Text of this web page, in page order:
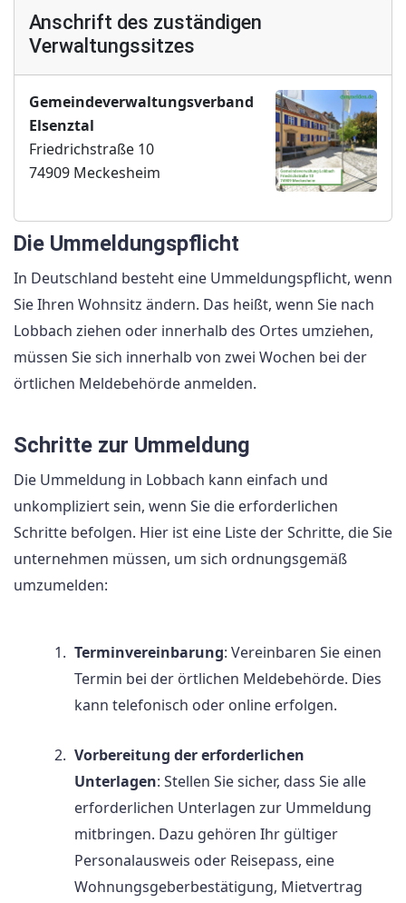
Anschrift des zuständigen
Verwaltungssitzes
Gemeindeverwaltungsverband
Elsenztal
Friedrichstraße 10
74909 Meckesheim
Die Ummeldungspflicht
In Deutschland besteht eine Ummeldungspflicht, wenn
Sie Ihren Wohnsitz ändern. Das heißt, wenn Sie nach
Lobbach ziehen oder innerhalb des Ortes umziehen,
müssen Sie sich innerhalb von zwei Wochen bei der
örtlichen Meldebehörde anmelden.
Schritte zur Ummeldung
Die Ummeldung in Lobbach kann einfach und
unkompliziert sein, wenn Sie die erforderlichen
Schritte befolgen. Hier ist eine Liste der Schritte, die Sie
unternehmen müssen, um sich ordnungsgemäß
umzumelden:
Terminvereinbarung: Vereinbaren Sie einen
Termin bei der örtlichen Meldebehörde. Dies
kann telefonisch oder online erfolgen.
Vorbereitung der erforderlichen
Unterlagen: Stellen Sie sicher, dass Sie alle
erforderlichen Unterlagen zur Ummeldung
mitbringen. Dazu gehören Ihr gültiger
Personalausweis oder Reisepass, eine
Wohnungsgeberbestätigung, Mietvertrag